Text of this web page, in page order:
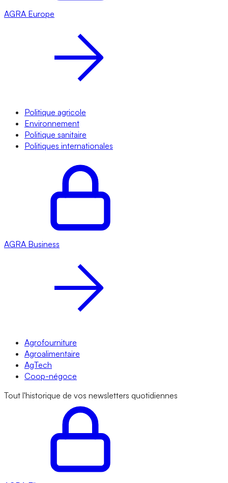
AGRA Europe
Politique agricole
Environnement
Politique sanitaire
Politiques internationales
AGRA Business
Agrofourniture
Agroalimentaire
AgTech
Coop-négoce
Tout l'historique de vos newsletters quotidiennes